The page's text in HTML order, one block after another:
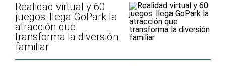
Realidad virtual y 60
juegos: llega GoPark la
atracción que
transforma la diversión
familiar